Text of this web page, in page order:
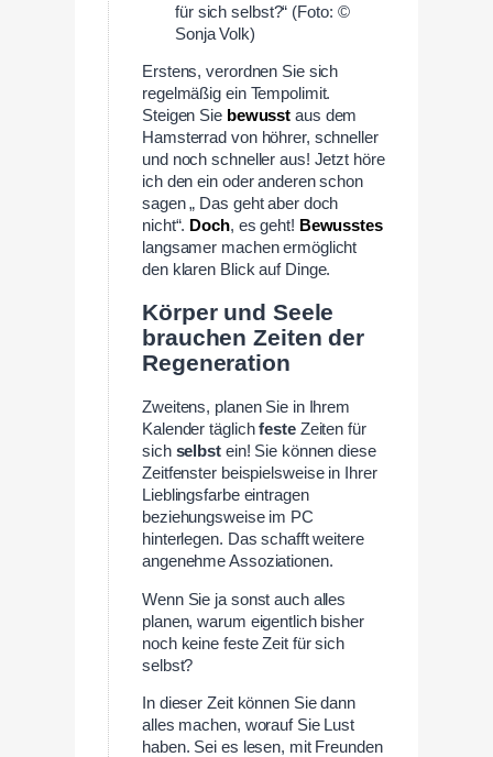
für sich selbst?“ (Foto: ©
Sonja Volk)
Erstens, verordnen Sie sich
regelmäßig ein Tempolimit.
Steigen Sie bewusst aus dem
Hamsterrad von höhrer, schneller
und noch schneller aus! Jetzt höre
ich den ein oder anderen schon
sagen „ Das geht aber doch
nicht“. Doch, es geht! Bewusstes
langsamer machen ermöglicht
den klaren Blick auf Dinge.
Körper und Seele
brauchen Zeiten der
Regeneration
Zweitens, planen Sie in Ihrem
Kalender täglichfesteZeiten für
sich selbstein! Sie können diese
Zeitfenster beispielsweise in Ihrer
Lieblingsfarbe eintragen
beziehungsweise im PC
hinterlegen. Das schafft weitere
angenehme Assoziationen.
Wenn Sie ja sonst auch alles
planen, warum eigentlich bisher
noch keine feste Zeit für sich
selbst?
In dieser Zeit können Sie dann
alles machen, worauf Sie Lust
haben. Sei es lesen, mit Freunden